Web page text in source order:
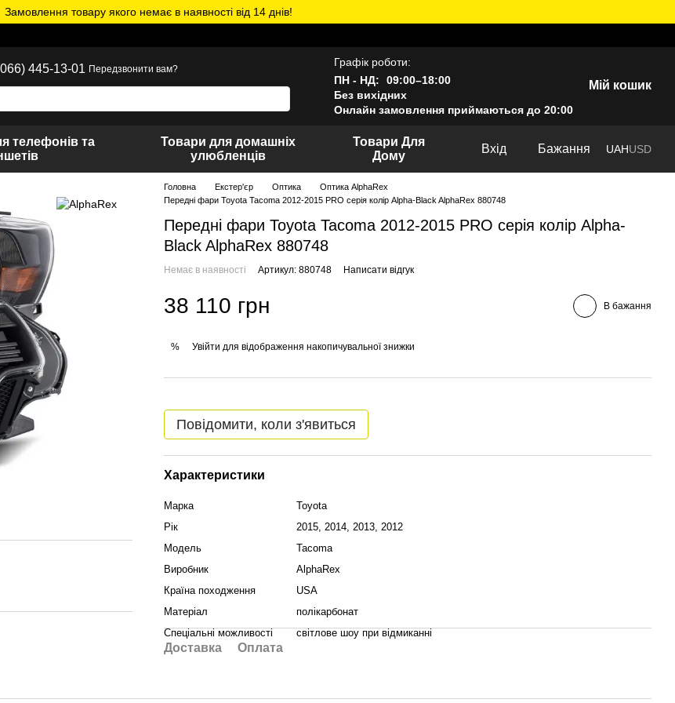
Замовлення товару якого немає в наявності від 14 днів!
445-13-01 Передзвонити вам?
Графік роботи:
ПН - НД:
09:00–18:00
Без вихідних
Онлайн замовлення приймаються до 20:00
Мій кошик
телефонів та
Товари для домашніх
улюбленців
Товари Для
Дому
Вхід Бажання UAHUSD
Головна Екстер'єр Оптика
Оптика AlphaRex
Передні фари Toyota Tacoma 2012-2015 PRO серія колір Alpha-Black AlphaRex 880748
Передні фари Toyota Tacoma 2012-2015 PRO серія колір Alpha-
Black AlphaRex 880748
Немає в наявності Артикул: 880748 Написати відгук
38 110 грн В бажання
% Увійти для відображення накопичувальної знижки
Повідомити, коли з'явиться
Характеристики
Марка
Toyota
Рік
2015, 2014, 2013, 2012
Модель
Tacoma
Виробник
AlphaRex
Країна походження
USA
Матеріал
полікарбонат
Спеціальні можливості
світлове шоу при відмиканні
Доставка Оплата